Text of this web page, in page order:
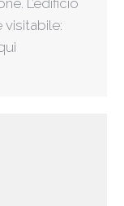
L’edificio
visitabile: